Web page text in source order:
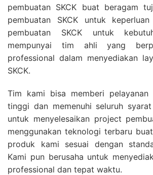
pembuatan SKCK buat beragam
pembuatan SKCK untuk
pembuatan SKCK untuk
mempunyai tim ahli yang
professional dalam menyediakan
SKCK.
Tim kami bisa memberi pelayanan
tinggi dan memenuhi seluruh
untuk menyelesaikan project
menggunakan teknologi terbaru
produk kami sesuai dengan
Kami pun berusaha untuk
professional dan tepat waktu.